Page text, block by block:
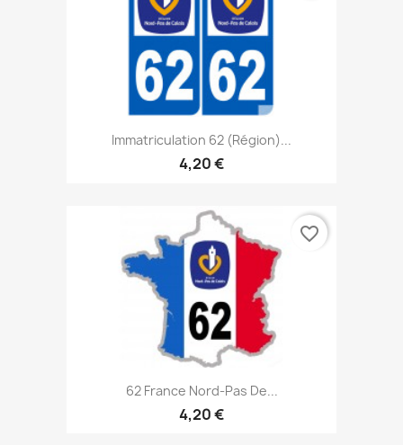
Immatriculation 62 (région)...
4,20 €
62 France Nord-Pas De...
4,20 €
favorite_border